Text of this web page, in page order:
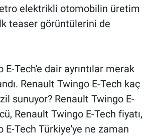
elektrikli otomobilin üretim
teaser görüntülerini de
E-Tech'e dair ayrıntılar merak
Renault Twingo E-Tech kaç
sunuyor? Renault Twingo E-
Renault Twingo E-Tech fiyatı,
E-Tech Türkiye'ye ne zaman